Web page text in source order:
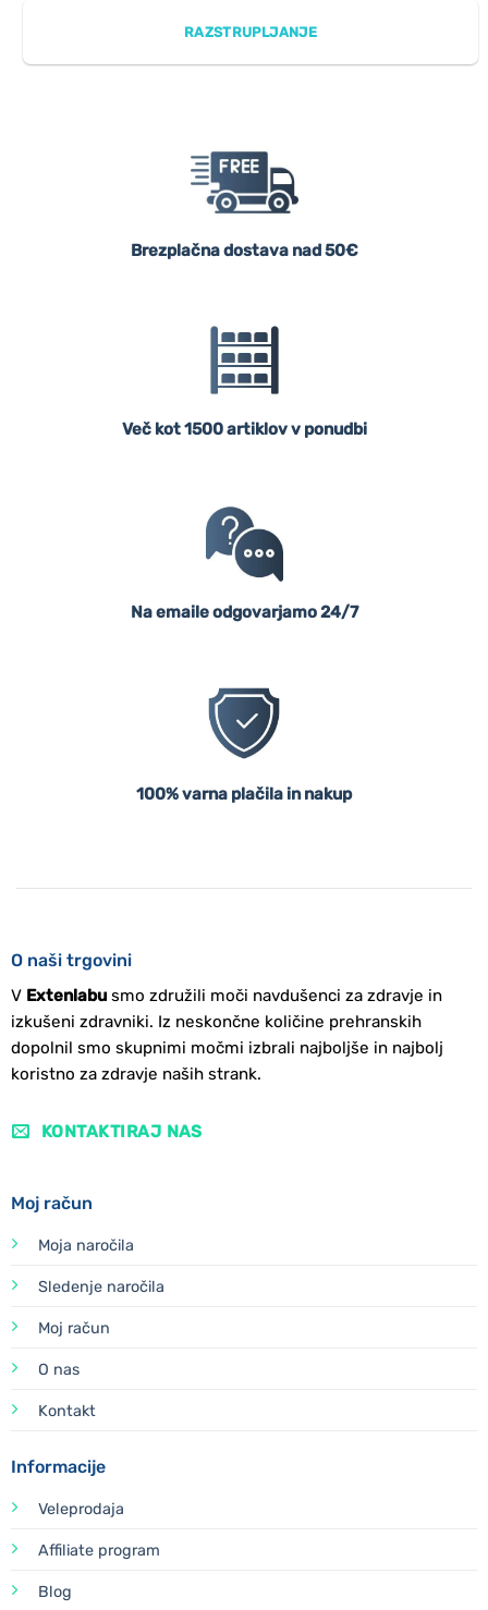
RAZSTRUPLJANJE
Brezplačna dostava nad 50€
Več kot 1500 artiklov v ponudbi
Na emaile odgovarjamo 24/7
100% varna plačila in nakup
O naši trgovini
V Extenlabusmo združili moči navdušenci za zdravje in
izkušeni zdravniki. Iz neskončne količine prehranskih
dopolnil smo skupnimi močmi izbrali najboljše in najbolj
koristno za zdravje naših strank.
KONTAKTIRAJ NAS
Moj račun
Moja naročila
Sledenje naročila
Moj račun
O nas
Kontakt
Informacije
Veleprodaja
Affiliate program
Blog